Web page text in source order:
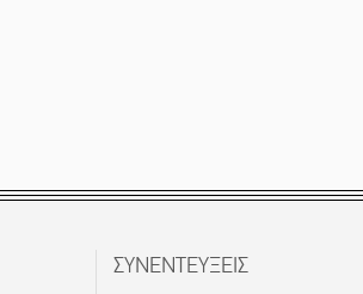
ΣΥΝΕΝΤΕΥΞΕΙΣ